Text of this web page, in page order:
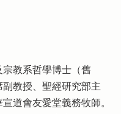
教系哲學博士（舊
教授、聖經研究部主
道會友愛堂義務牧師。